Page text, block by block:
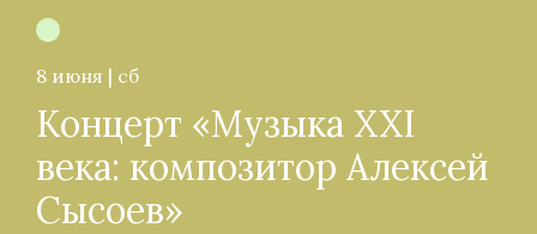
8 июня | сб
Концерт «Музыка XXI
века: композитор Алексей
Сысоев»